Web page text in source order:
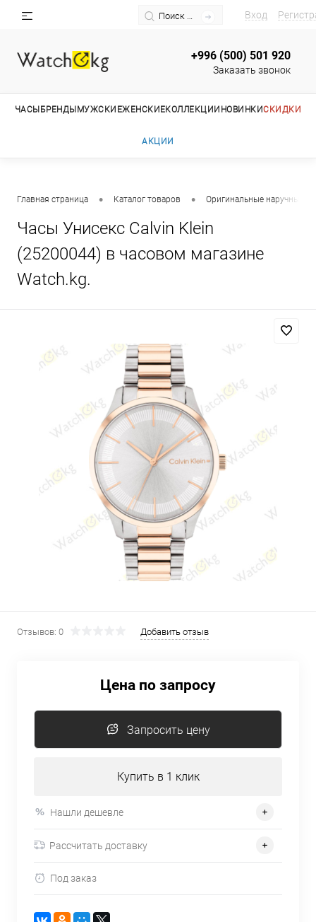
Вход
+996 (500) 501 920
Заказать звонок
ЧАСЫ БРЕНДЫ МУЖСКИЕЖЕНСКИЕКОЛЛЕКЦИИ НОВИНКИСКИДКИ
АКЦИИ
Главная страница • Каталог товаров • Оригинальные наручные
Часы Унисекс Calvin Klein
(25200044) в часовом магазине
Watch.kg.
Отзывов: 0 Добавить отзыв
Цена по запросу
Запросить цену
Купить в 1 клик
Нашли дешевле
Рассчитать доставку
Под заказ